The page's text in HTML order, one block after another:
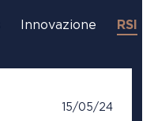
Innovazione RSI
15/05/24